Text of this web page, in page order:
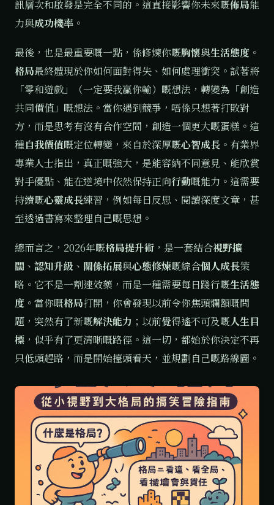
訊層次和啟發是完全不同的。這直接影響你未來嘅佈局能
力與成功機率 。
最後，也是最重要嘅一點，係修煉你嘅胸懷與生活態度 。
格局最終體現於你如何面對得失、如何處理衝突。試著將
「零和遊戲」（一定要我贏你輸）嘅想法，轉變為「創造
共同價值」嘅想法。當你遇到競爭，唔係只想著打敗對
方，而是思考有沒有合作空間，創造一個更大嘅蛋糕。這
種自我價值嘅定位轉變，來自於深厚嘅心智成長 。有業界
專業人士指出，真正嘅強大，是能容納不同意見、能欣賞
對手優點、能在逆境中依然保持正向行動嘅能力。這需要
持續嘅心靈成長練習，例如每日反思、閱讀深度文章，甚
至透過書寫來整理自己嘅思想。
總而言之，2026年嘅格局提升術 ，是一套結合視野擴
闊 、 認知升級 、 關係拓展與心態修煉嘅綜合個人成長策
略。它不是一劑速效藥，而是一種需要每日踐行嘅生活態
度 。當你嘅格局打開，你會發現以前令你焦頭爛額嘅問
題，突然有了新嘅解決能力 ；以前覺得遙不可及嘅人生目
標 ，似乎有了更清晰嘅路徑。這一切，都始於你決定不再
只低頭趕路，而是開始擡頭看天，並規劃自己嘅路線圖。